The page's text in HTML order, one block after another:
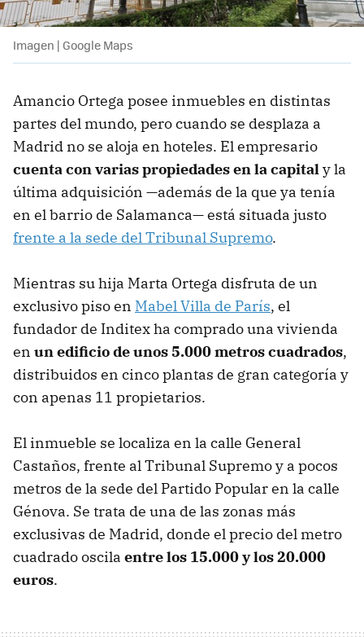
Imagen | Google Maps
Amancio Ortega posee inmuebles en distintas
partes del mundo, pero cuando se desplaza a
Madrid no se aloja en hoteles. El empresario
cuenta con varias propiedades en la capitaly la
última adquisición —además de la que ya tenía
en el barrio de Salamanca— está situada justo
frente a la sede del Tribunal Supremo.
Mientras su hija Marta Ortega disfruta de un
exclusivo piso en Mabel Villa de París, el
fundador de Inditex ha comprado una vivienda
en un edificio de unos 5.000 metros cuadrados,
distribuidos en cinco plantas de gran categoría y
con apenas 11 propietarios.
El inmueble se localiza en la calle General
Castaños, frente al Tribunal Supremo y a pocos
metros de la sede del Partido Popular en la calle
Génova. Se trata de una de las zonas más
exclusivas de Madrid, donde el precio del metro
cuadrado oscila entre los 15.000 y los 20.000
euros.